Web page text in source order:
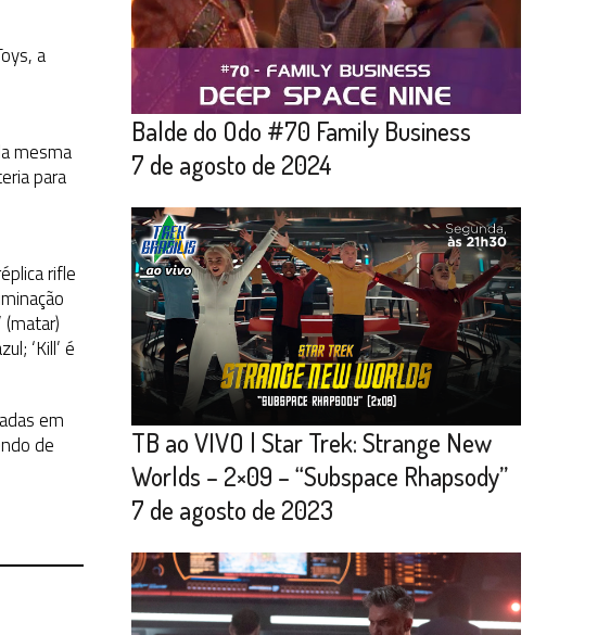
a
mesma
para
rifle
‘Kill’ é
em
de
Balde do Odo #70 Family Business
7 de agosto de 2024
TB ao VIVO | Star Trek: Strange New
Worlds – 2×09 – “Subspace Rhapsody”
7 de agosto de 2023